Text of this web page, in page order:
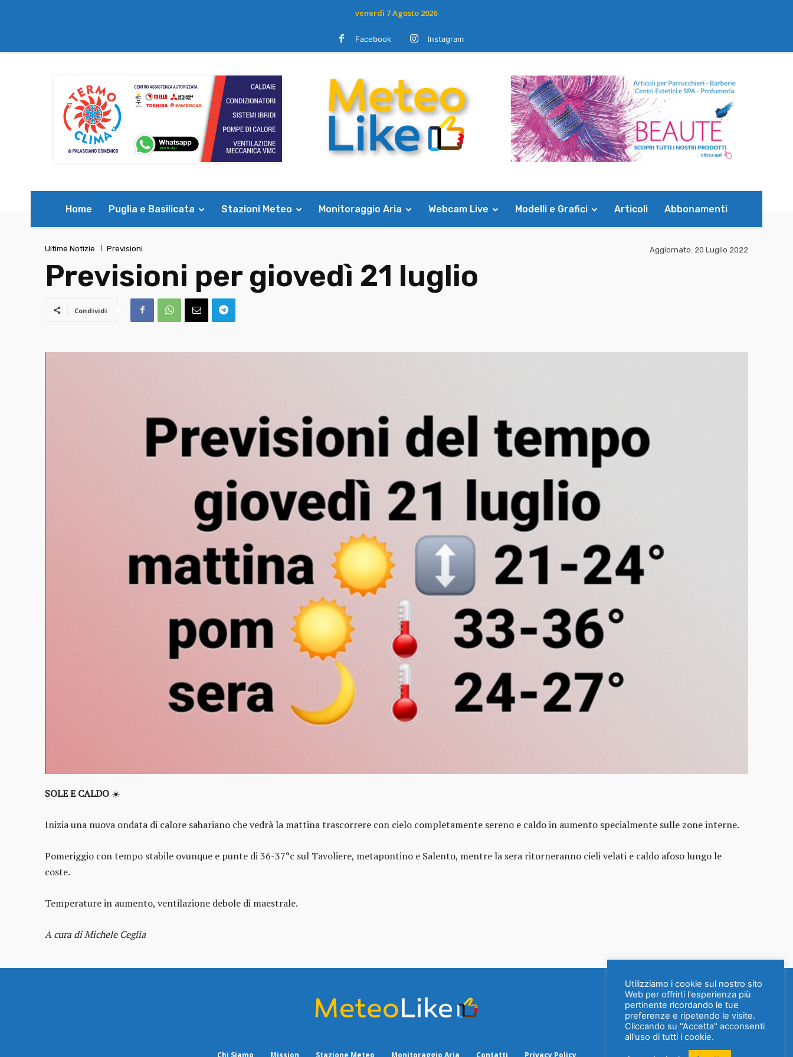
venerdì 7 Agosto 2026
Facebook Instagram
Home Puglia e Basilicata Stazioni Meteo Monitoraggio Aria Webcam Live Modelli e Grafici Articoli Abbonamenti
Ultime Notizie Previsioni Aggiornato: 20 Luglio 2022
Previsioni per giovedì 21 luglio
Condividi
SOLE E CALDO ☀️
Inizia una nuova ondata di calore sahariano che vedrà la mattina trascorrere con cielo completamente sereno e caldo in aumento specialmente sulle zone interne.
Pomeriggio con tempo stabile ovunque e punte di 36-37°c sul Tavoliere, metapontino e Salento, mentre la sera ritorneranno cieli velati e caldo afoso lungo le
coste.
Temperature in aumento, ventilazione debole di maestrale.
A cura di Michele Ceglia
Utilizziamo i cookie sul nostro sito
Web per offrirti l'esperienza più
pertinente ricordando le tue
preferenze e ripetendo le visite.
Cliccando su "Accetta" acconsenti
all'uso di tutti i cookie.